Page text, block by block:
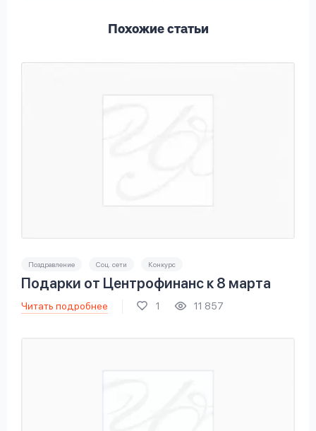
Похожие статьи
Поздравление Соц. сети Конкурс
Подарки от Центрофинанс к 8 марта
Читать подробнее 1 11 857